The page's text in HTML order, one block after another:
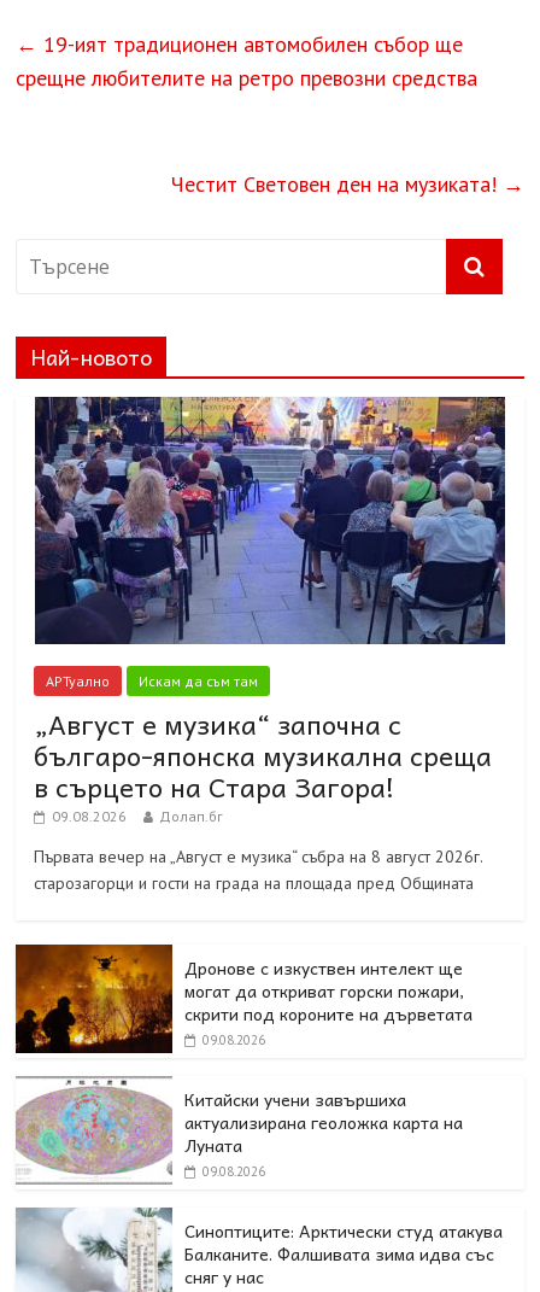
← 19-ият традиционен автомобилен събор ще
срещне любителите на ретро превозни средства
Честит Световен ден на музиката! →
Най-новото
АРТуално Искам да съм там
„Август е музика“ започна с
българо-японска музикална среща
в сърцето на Стара Загора!
09.08.2026 Долап.бг
Първата вечер на „Август е музика“ събра на 8 август 2026г.
старозагорци и гости на града на площада пред Общината
Дронове с изкуствен интелект ще
могат да откриват горски пожари,
скрити под короните на дърветата
09.08.2026
Китайски учени завършиха
актуализирана геоложка карта на
Луната
09.08.2026
Синоптиците: Арктически студ атакува
Балканите. Фалшивата зима идва със
сняг у нас